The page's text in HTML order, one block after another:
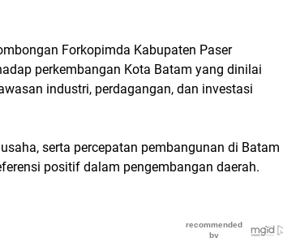
Forkopimda Kabupaten Paser
perkembangan Kota Batam yang dinilai
industri, perdagangan, dan investasi
serta percepatan pembangunan di Batam
positif dalam pengembangan daerah.